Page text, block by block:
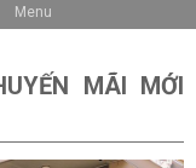
Menu
MÃI MỚI